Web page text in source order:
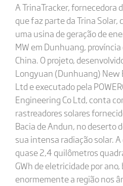
A TrinaTracker, fornecedora
que faz parte da Trina
uma usina de geração de
MW em Dunhuang,
China. O projeto,
Longyuan (Dunhuang) New
Ltd e executado pela
Engineering Co Ltd, conta
rastreadores solares
Bacia de Andun, no deserto
sua intensa radiação solar.
quase 2,4 quilômetros
GWh de eletricidade por
enormemente a região nos